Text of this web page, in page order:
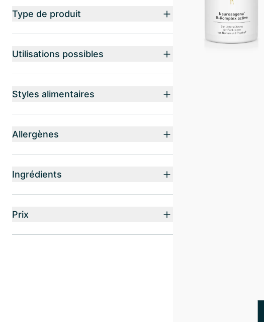
Type de produit
Utilisations possibles
Styles alimentaires
Allergènes
Ingrédients
Prix